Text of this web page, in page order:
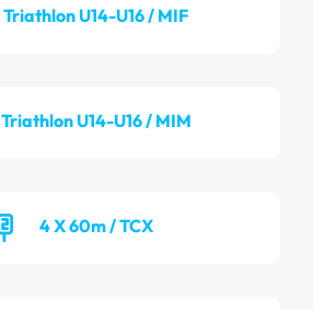
Triathlon U14-U16 / MIF
Triathlon U14-U16 / MIM
4 X 60m / TCX